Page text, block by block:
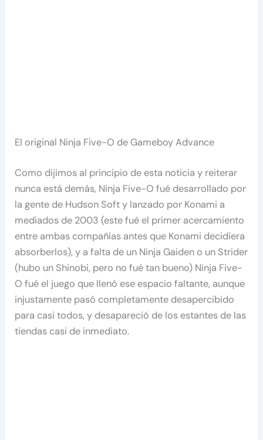
El original Ninja Five-O de Gameboy Advance
Como dijimos al principio de esta noticia y reiterar
nunca está demás, Ninja Five-O fué desarrollado por
la gente de Hudson Soft y lanzado por Konami a
mediados de 2003 (este fué el primer acercamiento
entre ambas compañías antes que Konami decidiera
absorberlos), y a falta de un Ninja Gaiden o un Strider
(hubo un Shinobi, pero no fué tan bueno) Ninja Five-
O fué el juego que llenó ese espacio faltante, aunque
injustamente pasó completamente desapercibido
para casi todos, y desapareció de los estantes de las
tiendas casi de inmediato.